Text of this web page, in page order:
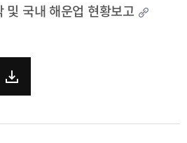
및 국내 해운업 현황보고